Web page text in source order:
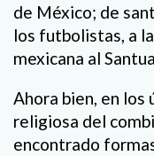
de México; de
los futbolistas, a
mexicana al
Ahora bien, en los
religiosa del
encontrado